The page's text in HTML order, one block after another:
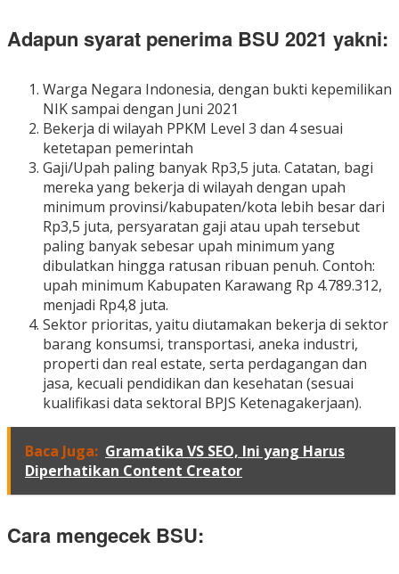
Adapun syarat penerima BSU 2021 yakni:
Warga Negara Indonesia, dengan bukti kepemilikan
NIK sampai dengan Juni 2021
Bekerja di wilayah PPKM Level 3 dan 4 sesuai
ketetapan pemerintah
Gaji/Upah paling banyak Rp3,5 juta. Catatan, bagi
mereka yang bekerja di wilayah dengan upah
minimum provinsi/kabupaten/kota lebih besar dari
Rp3,5 juta, persyaratan gaji atau upah tersebut
paling banyak sebesar upah minimum yang
dibulatkan hingga ratusan ribuan penuh. Contoh:
upah minimum Kabupaten Karawang Rp 4.789.312,
menjadi Rp4,8 juta.
Sektor prioritas, yaitu diutamakan bekerja di sektor
barang konsumsi, transportasi, aneka industri,
properti dan real estate, serta perdagangan dan
jasa, kecuali pendidikan dan kesehatan (sesuai
kualifikasi data sektoral BPJS Ketenagakerjaan).
Baca Juga: Gramatika VS SEO, Ini yang Harus
Diperhatikan Content Creator
Cara mengecek BSU: